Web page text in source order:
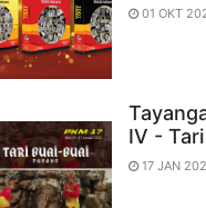
01 OKT
IV -
17 JAN